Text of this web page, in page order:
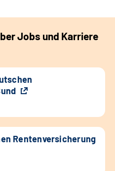
Jobs und Karriere
Rentenversicherung